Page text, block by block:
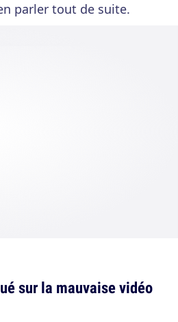
parler tout de suite.
sur la mauvaise vidéo